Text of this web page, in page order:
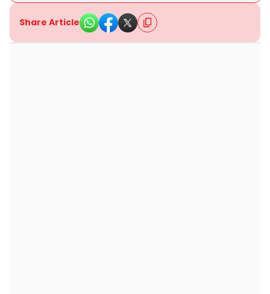
Share Article